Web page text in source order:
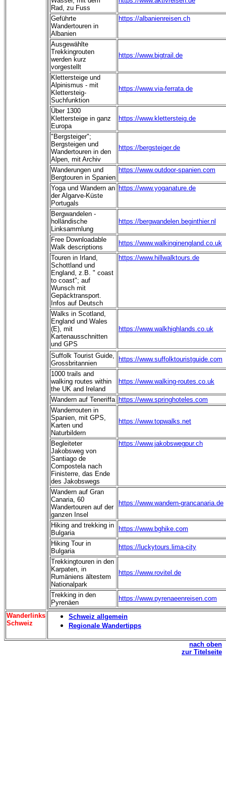
Rad, zu Fuss
Geführte
Wandertouren in
Albanien
https://albanienreisen.ch
Ausgewählte
Trekkingrouten
werden kurz
vorgestellt
https://www.bigtrail.de
Klettersteige und
Alpinismus - mit
Klettersteig-
Suchfunktion
https://www.via-ferrata.de
Über 1300
Klettersteige in ganz
Europa
https://www.klettersteig.de
"Bergsteiger";
Bergsteigen und
Wandertouren in den
Alpen, mit Archiv
https://bergsteiger.de
Wanderungen und
Bergtouren in Spanien
https://www.outdoor-spanien.com
Yoga und Wandern an
der Algarve-Küste
Portugals
https://www.yoganature.de
Bergwandelen -
holländische
Linksammlung
https://bergwandelen.beginthier.nl
Free Downloadable
Walk descriptions
https://www.walkinginengland.co.uk
Touren in Irland,
Schottland und
England, z.B. " coast
to coast"; auf
Wunsch mit
Gepäcktransport.
Infos auf Deutsch
https://www.hillwalktours.de
Walks in Scotland,
England und Wales
(E), mit
Kartenausschnitten
und GPS
https://www.walkhighlands.co.uk
Suffolk Tourist Guide,
Grossbritannien
https://www.suffolktouristguide.com
1000 trails and
walking routes within
the UK and Ireland
https://www.walking-routes.co.uk
Wandern auf Teneriffa https://www.springhoteles.com
Wanderrouten in
Spanien, mit GPS,
Karten und
Naturbildern
https://www.topwalks.net
Begleiteter
Jakobsweg von
Santiago de
Compostela nach
Finisterre, das Ende
des Jakobswegs
https://www.jakobswegpur.ch
Wandern auf Gran
Canaria, 60
Wandertouren auf der
ganzen Insel
https://www.wandern-grancanaria.de
Hiking and trekking in
Bulgaria
https://www.bghike.com
Hiking Tour in
Bulgaria
https://luckytours.lima-city
Trekkingtouren in den
Karpaten, in
Rumäniens ältestem
Nationalpark
https://www.rovitel.de
Trekking in den
Pyrenäen
https://www.pyrenaeenreisen.com
Wanderlinks
Schweiz
Schweiz allgemein
Regionale Wandertipps
nach oben
zur Titelseite